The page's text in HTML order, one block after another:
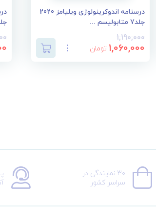
درسنامه اندوکرینولوژی ویلیامز 2020
جلد7 متابولیسم ...
1,190,000
1,060,000 تومان
جلد6
30 نمایندگی در
سراسر کشور